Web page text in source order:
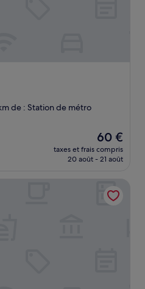
de : Station de métro
Le
nouveau
prix
de
60 €
60 €
taxes et frais compris
20 août - 21 août